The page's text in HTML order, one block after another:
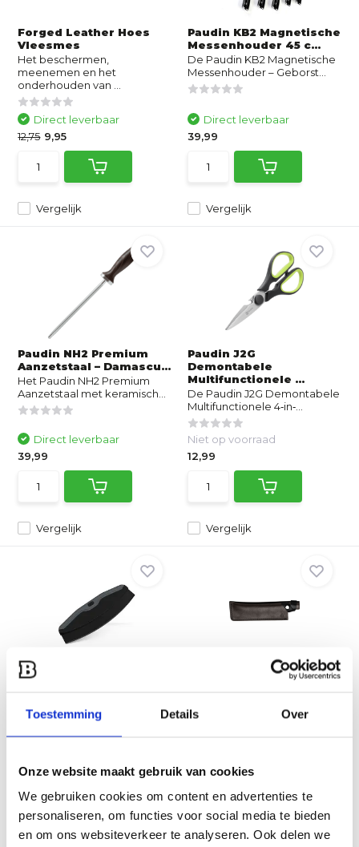
Toestemming Details Over
Onze website maakt gebruik van cookies
We gebruiken cookies om content en advertenties te
personaliseren, om functies voor social media te bieden
en om ons websiteverkeer te analyseren. Ook delen we
Forged Leather Hoes
Vleesmes
Het beschermen,
meenemen en het
onderhouden van ...
Vergelijk
Direct leverbaar
12,75 9,95
Paudin KB2 Magnetische
Messenhouder 45 c...
De Paudin KB2 Magnetische
Messenhouder – Geborst...
Vergelijk
Direct leverbaar
39,99
Paudin NH2 Premium
Aanzetstaal – Damascu...
Het Paudin NH2 Premium
Aanzetstaal met keramisch...
Vergelijk
Direct leverbaar
39,99
Paudin J2G
Demontabele
Multifunctionele ...
De Paudin J2G Demontabele
Multifunctionele 4‑in‑...
Vergelijk
Niet op voorraad
12,99
Witt Wiegemes Soft
heeft een gebogen ro...
49,95
Forged Leather Hoes
meenemen en het
12,75
9,95